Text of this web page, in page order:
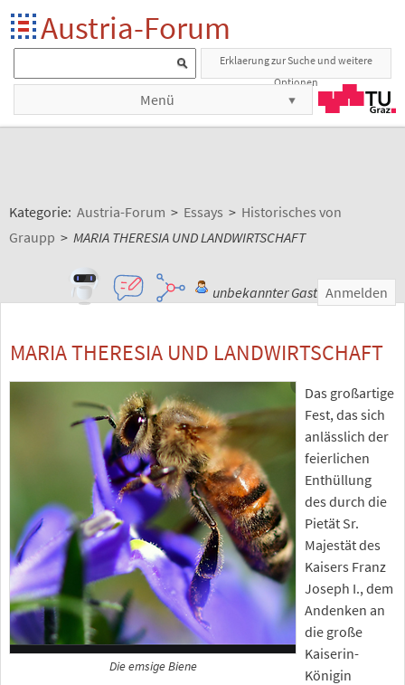
Austria-Forum
Erklaerung zur Suche und weitere
Optionen
Menü
Kategorie: Austria-Forum > Essays > Historisches von
Graupp > MARIA THERESIA UND LANDWIRTSCHAFT
unbekannter Gast Anmelden
MARIA THERESIA UND LANDWIRTSCHAFT
Die emsige Biene
Das großartige
Fest, das sich
anlässlich der
feierlichen
Enthüllung
des durch die
Pietät Sr.
Majestät des
Kaisers Franz
Joseph I., dem
Andenken an
die große
Kaiserin-
Königin